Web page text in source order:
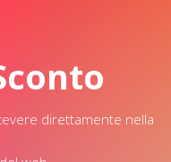
direttamente nella